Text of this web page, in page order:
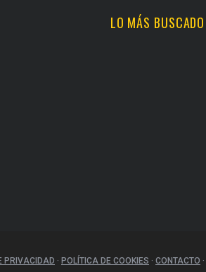
LO MÁS BUSCADO
PRIVACIDAD · POLÍTICA DE COOKIES · CONTACTO ·